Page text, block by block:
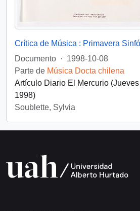
Crítica de Música : Primavera
Documento · 1998-10-08
Parte de Música Docta chilena
Artículo Diario El Mercurio
1998)
Soublette, Sylvia